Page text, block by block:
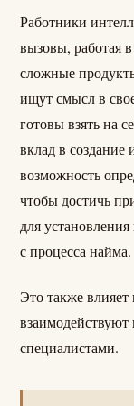
Работники
вызовы, работая
сложные
ищут смысл в
готовы взять на
вклад в создание
возможность
чтобы достичь
для
с процесса найма.
Это также
специалистами.